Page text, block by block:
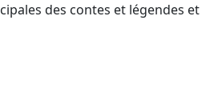
des contes et légendes et